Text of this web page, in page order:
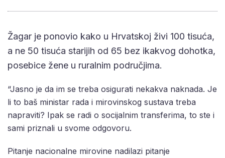
Žagar je ponovio kako u Hrvatskoj živi 100 tisuća,
a ne 50 tisuća starijih od 65 bez ikakvog dohotka,
posebice žene u ruralnim područjima.
“Jasno je da im se treba osigurati nekakva naknada. Je
li to baš ministar rada i mirovinskog sustava treba
napraviti? Ipak se radi o socijalnim transferima, to ste i
sami priznali u svome odgovoru.
Pitanje nacionalne mirovine nadilazi pitanje